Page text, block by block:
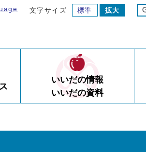
文字サイズ 標準 拡大
いいだの情報
いいだの資料